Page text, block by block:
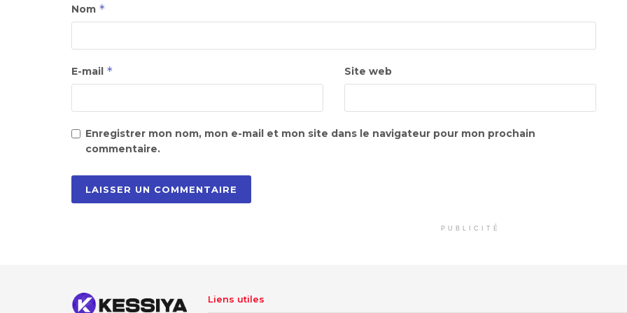
Nom *
E-mail * Site web
Enregistrer mon nom, mon e-mail et mon site dans le navigateur pour mon prochain
commentaire.
PUBLICITÉ
Liens utiles